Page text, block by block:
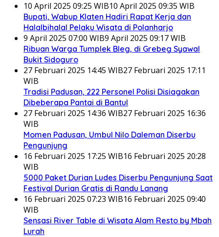
10 April 2025 09:25 WIB10 April 2025 09:35 WIB
Bupati, Wabup Klaten Hadiri Rapat Kerja dan
Halalbihalal Pelaku Wisata di Polanharjo
9 April 2025 07:00 WIB9 April 2025 09:17 WIB
Ribuan Warga Tumplek Bleg, di Grebeg Syawal
Bukit Sidoguro
27 Februari 2025 14:45 WIB27 Februari 2025 17:11
WIB
Tradisi Padusan, 222 Personel Polisi Disiagakan
Dibeberapa Pantai di Bantul
27 Februari 2025 14:36 WIB27 Februari 2025 16:36
WIB
Momen Padusan, Umbul Nilo Daleman Diserbu
Pengunjung
16 Februari 2025 17:25 WIB16 Februari 2025 20:28
WIB
5000 Paket Durian Ludes Diserbu Pengunjung Saat
Festival Durian Gratis di Randu Lanang
16 Februari 2025 07:23 WIB16 Februari 2025 09:40
WIB
Sensasi River Table di Wisata Alam Resto by Mbah
Lurah